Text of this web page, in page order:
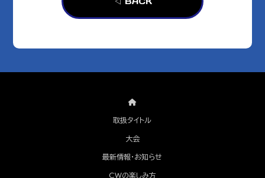
取扱タイトル
大会
最新情報・お知らせ
CWの楽しみ方